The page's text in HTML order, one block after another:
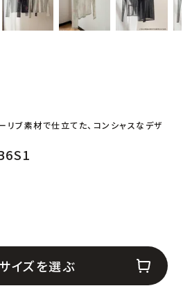
ブ素材で仕立てた、コンシャスなデザ
イズを選ぶ